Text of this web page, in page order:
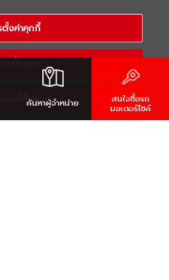
MOTOR CO.,LTD. ALL RIGHTS
ค้นหาผู้จำหน่าย สนใจซื้อรถ
มอเตอร์ไซค์
ตั้งค่าคุกกี้
คุกกี้ทั้งหมด